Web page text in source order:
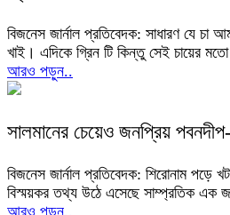
বিজনেস জার্নাল প্রতিবেদক: সাধারণ যে চা
খাই। এদিকে গ্রিন টি কিন্তু সেই চায়ের
আরও পড়ুন..
সালমানের চেয়েও জনপ্রিয়
বিজনেস জার্নাল প্রতিবেদক: শিরোনাম পড়ে
বিস্ময়কর তথ্য উঠে এসেছে সাম্প্রতিক এক
আরও পড়ুন..